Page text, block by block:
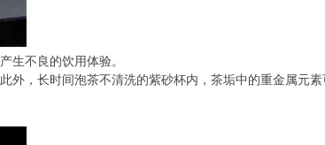
生不良的饮用体验。
，长时间泡茶不清洗的紫砂杯内，茶垢中的重金属元素